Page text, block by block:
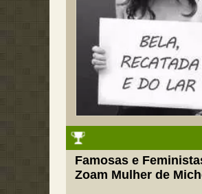
Famosas e
Zoam Mulher de